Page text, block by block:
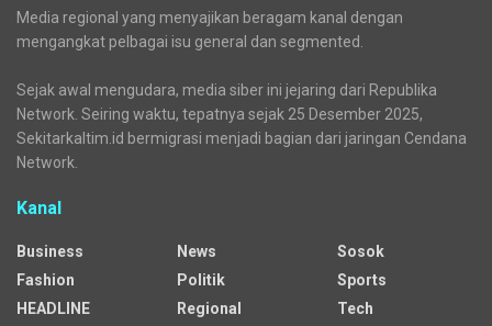
Media regional yang menyajikan beragam kanal dengan
mengangkat pelbagai isu general dan segmented.
Sejak awal mengudara, media siber ini jejaring dari Republika
Network. Seiring waktu, tepatnya sejak 25 Desember 2025,
Sekitarkaltim.id bermigrasi menjadi bagian dari jaringan Cendana
Network.
Kanal
Business
Fashion
HEADLINE
News
Politik
Regional
Sosok
Sports
Tech